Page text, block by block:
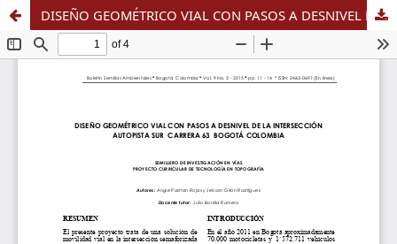
DISEÑO GEOMÉTRICO VIAL CON PASOS A DESNIVEL DE LA INTER-SECCIÓN AUTOPISTA SUR CARRERA 63 BOGOTÁ COLOMBIA